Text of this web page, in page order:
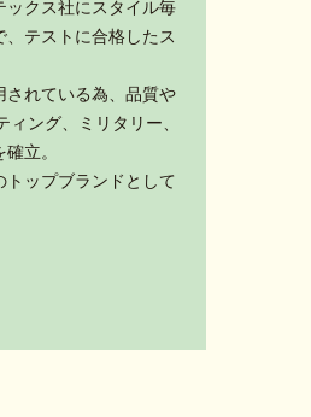
ックス社にスタイル毎
テストに合格したス
されている為、品質や
ング、ミリタリー、
立。
トップブランドとして